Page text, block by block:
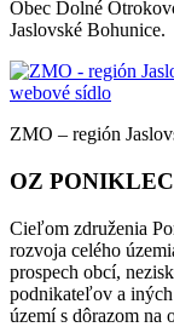
Obec Dolné
Jaslovské Bohunice.
ZMO – región
OZ
Cieľom združenia
rozvoja celého
prospech obcí,
podnikateľov a
území s dôrazom na